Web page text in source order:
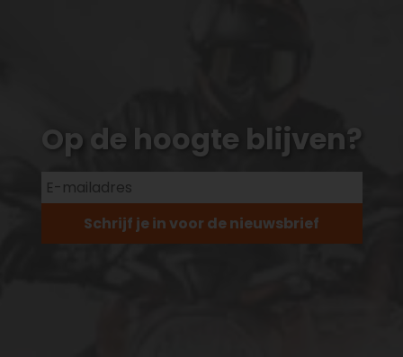
Op de hoogte blijven?
Schrijf je in voor de nieuwsbrief